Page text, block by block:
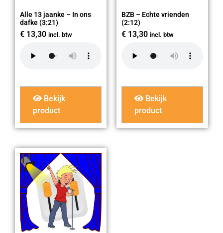
Alle 13 jaanke – In ons
dafke (3:21)
€ 13,30 incl. btw
Bekijk
product
BZB – Echte vrienden
(2:12)
€ 13,30 incl. btw
Bekijk
product